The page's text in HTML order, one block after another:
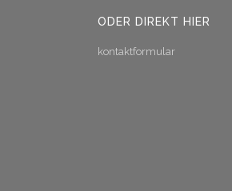
ODER DIREKT HIER
kontaktformular